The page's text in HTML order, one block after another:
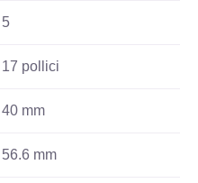
5
17 pollici
40 mm
56.6 mm